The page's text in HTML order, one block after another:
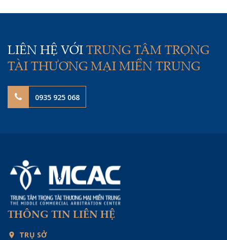
liệu cần gửi, phương thức gửi, thời điểm được coi là
lưu ý khi gửi thông báo, tài liệu tại MCAC.
LIÊN HỆ VỚI TRUNG TÂM TRỌNG
TÀI THƯƠNG MẠI MIỀN TRUNG
0935 925 068
THÔNG TIN LIÊN HỆ
TRỤ SỞ